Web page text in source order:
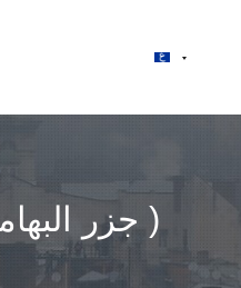
LUCAYA ( جزر البهاما )